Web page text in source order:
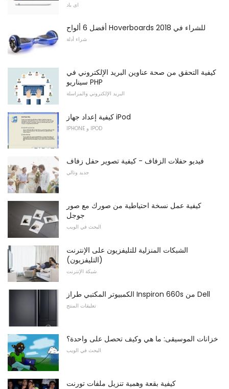
اى باد
أفضل 6 ألواح Hoverboards للشراء في 2018
شراء أدلة
كيفية التحقق من صحة عناوين البريد الإلكتروني في
سيناريو PHP
البريد الإلكتروني والمراسلة
كيفية إعداد جهاز iPod
IPHONE و IPOD
فيديو حفلات الزفاف - كيفية تصوير حفل زفاف
جديد وتالي
كيفية عمل نسخة احتياطية من صورك مع صور
جوجل
البحث في الويب
الشبكات المنزلية للتليفزيون على الإنترنت
(التليفزيون)
شبكة الإنترنت
الكمبيوتر المكتبي طراز Inspiron 660s من Dell
تعليقات المنتج
خزانات الموسيقى: ما هي وكيف تحصل على واحدة؟
البحث في الويب
كيفية بقعة وهمية تنزيل ملفات تورنت